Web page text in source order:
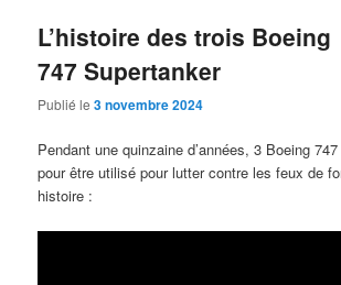
L’histoire des trois Boeing
747 Supertanker
Publié le3 novembre 2024
Pendant une quinzaine d’années, 3 Boeing
pour être utilisé pour lutter contre les feux de
histoire :